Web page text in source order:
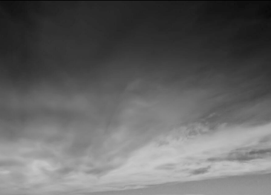
39FOTO.RU